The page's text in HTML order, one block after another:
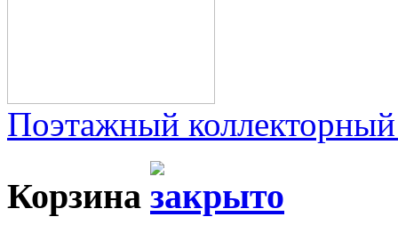
Поэтажный
Корзина